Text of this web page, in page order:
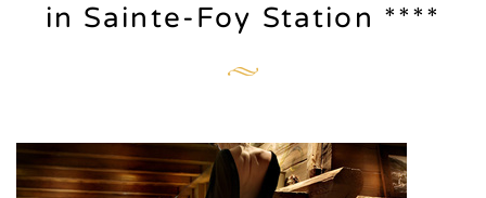
in Sainte-Foy Station ****